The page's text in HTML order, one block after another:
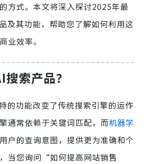
方式。本文将深入探讨2025年最
及其功能，帮助您了解如何利用这
业效率。
索产品？
的功能改变了传统搜索引擎的运作
通常依赖于关键词匹配，而机器学
户的查询意图，提供更为准确和个
当您询问“如何提高网站销售